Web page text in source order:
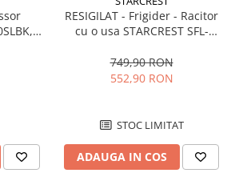
din
RESIGILAT - Frigider - Racitor
cu o usa STARCREST SFL-
92L, Iluminare interioara,H 83
cm, Alb
749,90 RON
552,90 RON
STOC LIMITAT
ADAUGA IN COS